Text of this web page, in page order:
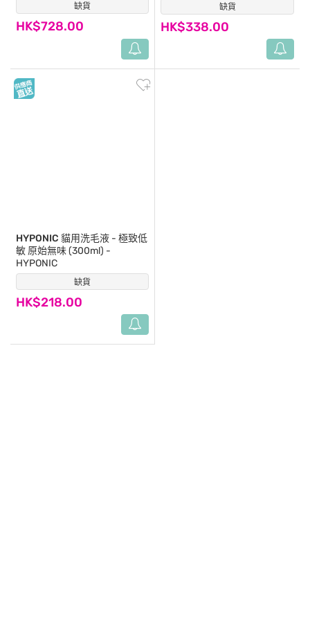
缺貨
HK$728.00
(0) 缺貨
HK$338.00
(0)
缺貨
HYPONIC 貓用洗毛液 - 極致低
敏 原始無味 (300ml) -
HYPONIC
HK$218.00
(0)